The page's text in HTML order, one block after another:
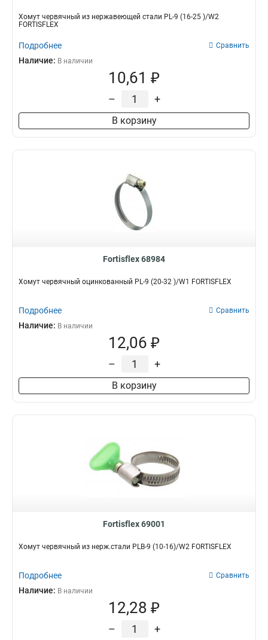
Хомут червячный из нержавеющей стали PL-9 (16-25 )/W2
FORTISFLEX
Подробнее Сравнить
Наличие: В наличии
10,61 ₽
– +
В корзину
Fortisflex 68984
Хомут червячный оцинкованный PL-9 (20-32 )/W1 FORTISFLEX
Подробнее Сравнить
Наличие: В наличии
12,06 ₽
– +
В корзину
Fortisflex 69001
Хомут червячный из нерж.стали PLB-9 (10-16)/W2 FORTISFLEX
Подробнее Сравнить
Наличие: В наличии
12,28 ₽
– +